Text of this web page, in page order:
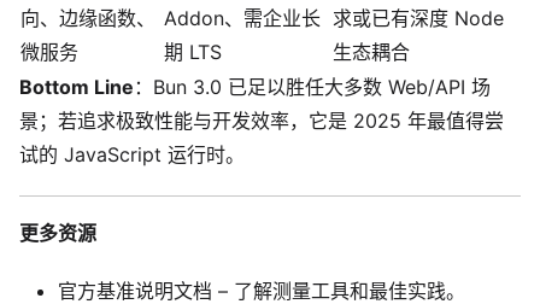
向、边缘函数、
微服务
Addon、需企业长
期 LTS
求或已有深度 Node
生态耦合
Bottom Line ：Bun 3.0 已足以胜任大多数 Web/API 场
景；若追求极致性能与开发效率，它是 2025 年最值得尝
试的 JavaScript 运行时。
更多资源
官方基准说明文档 – 了解测量工具和最佳实践。